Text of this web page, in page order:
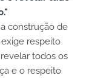
construção de
respeito
todos os
e o respeito